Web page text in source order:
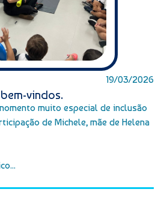
19/03/2026
vindos.
muito especial de inclusão
de Michele, mãe de Helena